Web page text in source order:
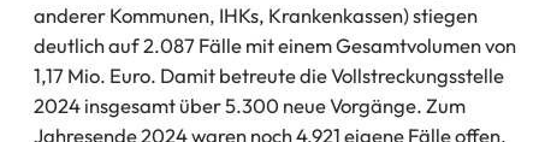
anderer Kommunen, IHKs, Krankenkassen) stiegen
deutlich auf 2.087 Fälle mit einem Gesamtvolumen von
1,17 Mio. Euro. Damit betreute die Vollstreckungsstelle
2024 insgesamt über 5.300 neue Vorgänge. Zum
Jahresende 2024 waren noch 4.921 eigene Fälle offen,